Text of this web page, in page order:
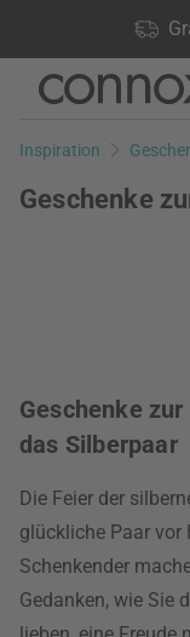
lagernd, 60 Tage
Direkt
Seiteninhalt
Direkt
Suchfeld
Inspiration
Geschenke
Geschenke
das Silberpaar
Die Feier der
glückliche Paar vor
Schenkender
Gedanken, wie Sie